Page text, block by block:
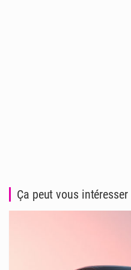
Ça peut vous intéresser